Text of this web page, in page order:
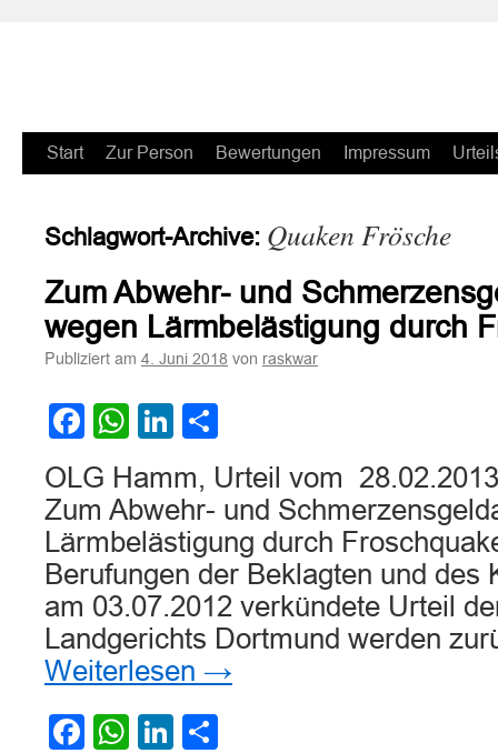
Zum
springen
Start Zur Person Bewertungen Impressum
Schlagwort-Archive: Quaken Frösche
Zum Abwehr- und
wegen Lärmbelästigung durch
Publiziert am 4. Juni 2018 von raskwar
Facebook
WhatsApp
LinkedIn
OLG Hamm, Urteil vom
Zum Abwehr- und
Lärmbelästigung durch
Berufungen der Beklagten und des
am 03.07.2012 verkündete Urteil
Landgerichts Dortmund werden
Weiterlesen →
Facebook
WhatsApp
LinkedIn